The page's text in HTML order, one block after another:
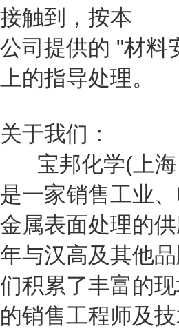
接触到，按本
公司提供的 "材料
上的指导处理。
关于我们：
宝邦化学(上海
是一家销售工业
金属表面处理的
年与汉高及其他
们积累了丰富的
的销售工程师及